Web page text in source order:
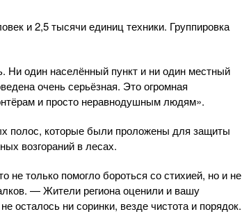
и 2,5 тысячи единиц техники. Группировка
один населённый пункт и ни один местный
очень серьёзная. Это огромная
и просто неравнодушным людям».
полос, которые были проложены для защиты
возгораний в лесах.
только помогло бороться со стихией, но и не
— Жители региона оценили и вашу
осталось ни соринки, везде чистота и порядок.